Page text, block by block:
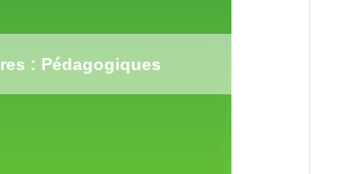
: Pédagogiques